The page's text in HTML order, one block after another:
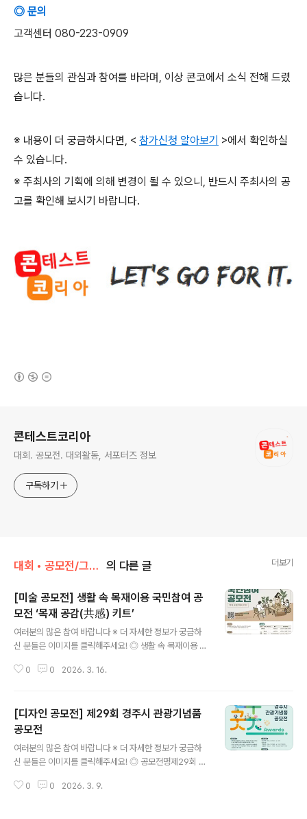
◎ 문의
고객센터 080-223-0909
많은 분들의 관심과 참여를 바라며, 이상 콘코에서 소식 전해 드렸
습니다.
※ 내용이 더 궁금하시다면, < 참가신청 알아보기 >에서 확인하실
수 있습니다.
※ 주최사의 기획에 의해 변경이 될 수 있으니 , 반드시 주최사의 공
고를 확인해 보시기 바랍니다.
콘테스트코리아
대회. 공모전. 대외활동, 서포터즈 정보
구독하기
대회 • 공모전/그림 • 미술 • 디자인 • 웹툰. 의 다른 글 더보기
[미술 공모전] 생활 속 목재이용 국민참여 공
모전 ‘목재 공감(共感) 키트’
여러분의 많은 참여 바랍니다 ※ 더 자세한 정보가 궁금하
신 분들은 이미지를 클릭해주세요! ◎ 생활 속 목재이용 국
구나! 총 상금 720만원! 공모전에 대한 자세한 사항은 공
장할 수 있는 목재소품) ◎ 참가자격목재에 관심이 있는 전
국민 누구나(개인 또는 팀)※ 1인 2건 이내 출품가능 / 공동
작 허용(공동 2인 이내) ◎ 작품소재국산목재(한목)을 주
재료로 함※ 부분적으로 수입 목재를 사용할 수 있으며(2
작 가능한 키트 패키지(구성품, 설명서 등 포함)※ 보급 및
0 0 2026. 3. 16.
[디자인 공모전] 제29회 경주시 관광기념품
공모전
여러분의 많은 참여 바랍니다 ※ 더 자세한 정보가 궁금하
신 분들은 이미지를 클릭해주세요! ◎ 공모전명제29회 경
산 및 양산·판매 가능한 공예품, 공산품, 식품 ◎ 공모주제-
0 0 2026. 3. 9.